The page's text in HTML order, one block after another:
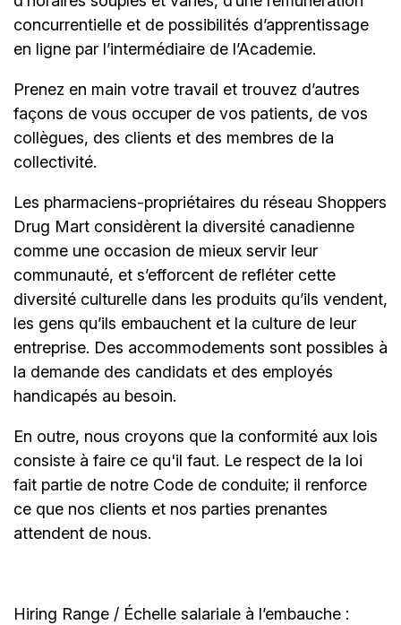
concurrentielle et de possibilités d’apprentissage
en ligne par l’intermédiaire de l’Academie.
Prenez en main votre travail et trouvez d’autres
façons de vous occuper de vos patients, de vos
collègues, des clients et des membres de la
collectivité.
Les pharmaciens-propriétaires du réseau Shoppers
Drug Mart considèrent la diversité canadienne
comme une occasion de mieux servir leur
communauté, et s’efforcent de refléter cette
diversité culturelle dans les produits qu’ils vendent,
les gens qu’ils embauchent et la culture de leur
entreprise. Des accommodements sont possibles à
la demande des candidats et des employés
handicapés au besoin.
En outre, nous croyons que la conformité aux lois
consiste à faire ce qu'il faut. Le respect de la loi
fait partie de notre Code de conduite; il renforce
ce que nos clients et nos parties prenantes
attendent de nous.
Hiring Range / Échelle salariale à l’embauche :